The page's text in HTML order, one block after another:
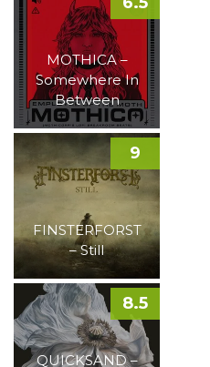
MOTHICA –
Somewhere In
Between
FINSTERFORST
– Still
9
QUICKSAND –
8.5